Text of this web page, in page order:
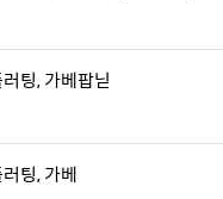
팅, 가베팝닏
팅, 가베